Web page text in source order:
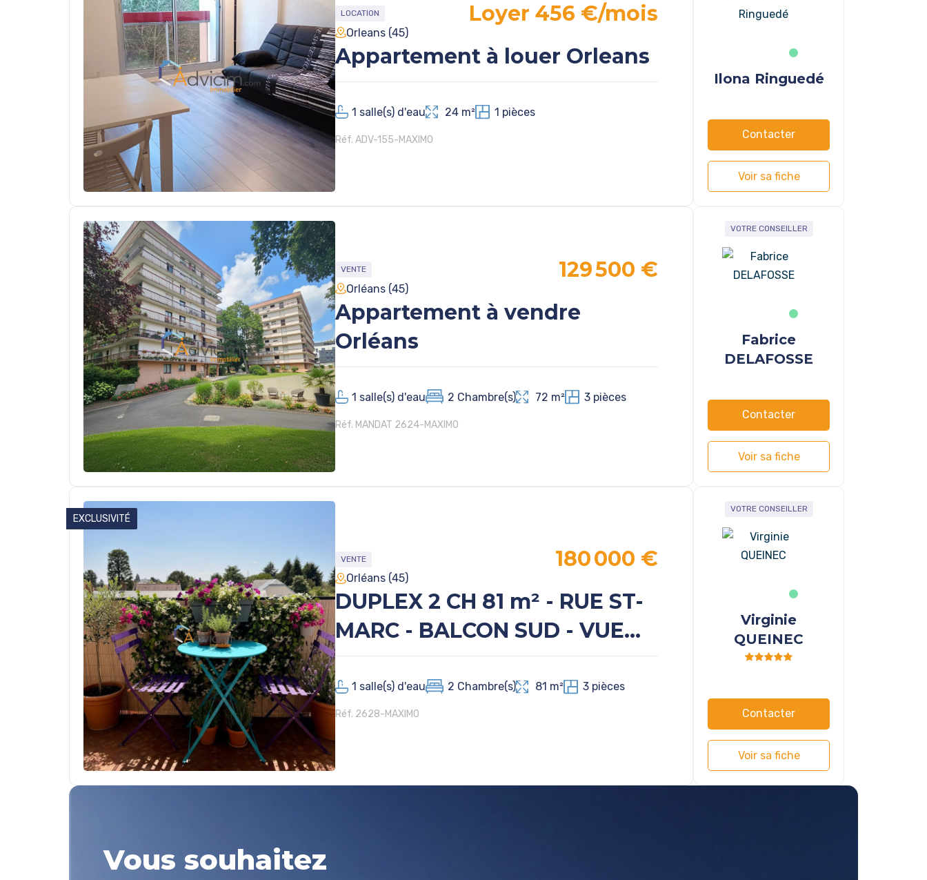
LOCATION
Réf. ADV-155-MAXIMO
Orleans (45)
Appartement à louer Orleans
1 salle(s) d'eau 24 m² 1 pièces
Loyer 456 €/mois
Ilona Ringuedé
Contacter
Voir sa fiche
VENTE
Réf. MANDAT 2624-MAXIMO
Orléans (45)
Appartement à vendre
Orléans
1 salle(s) d'eau 2 Chambre(s) 72 m² 3 pièces
129 500 €
VOTRE CONSEILLER
Fabrice
DELAFOSSE
Contacter
Voir sa fiche
EXCLUSIVITÉ
VENTE
Réf. 2628-MAXIMO
Orléans (45)
DUPLEX 2 CH 81 m² - RUE ST-
MARC - BALCON SUD - VUE
CATHEDRALE
1 salle(s) d'eau 2 Chambre(s) 81 m² 3 pièces
180 000 €
VOTRE CONSEILLER
Virginie
QUEINEC
Contacter
Voir sa fiche
Vous souhaitez